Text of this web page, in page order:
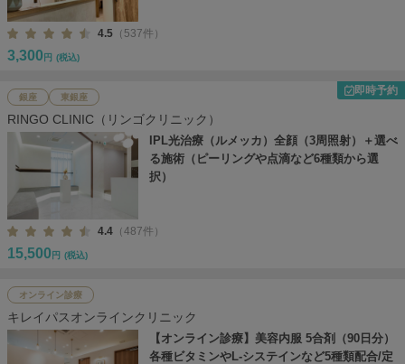
4.5 （537件）
3,300 円 (税込)
銀座 東銀座
即時予約
RINGO CLINIC（リンゴクリニック）
IPL光治療（ルメッカ）全顔（3周照射）＋選べ
る施術（ピーリングや点滴など6種類から選
択）
4.4 （487件）
15,500 円 (税込)
オンライン診療
キレイパスオンラインクリニック
【オンライン診療】美容内服 5合剤（90日分）
各種ビタミンやL-システインなど5種類配合/定